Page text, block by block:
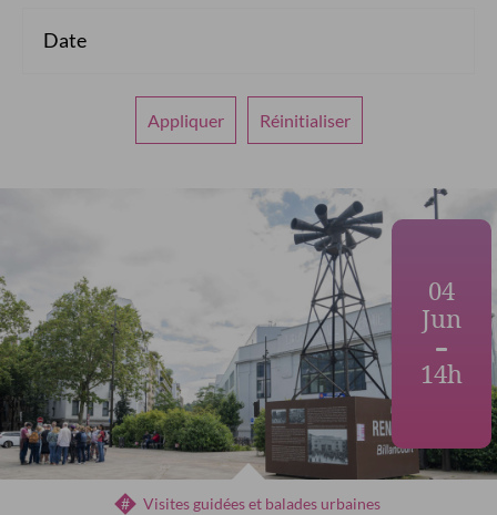
04
Jun
14h
Visites guidées et balades urbaines